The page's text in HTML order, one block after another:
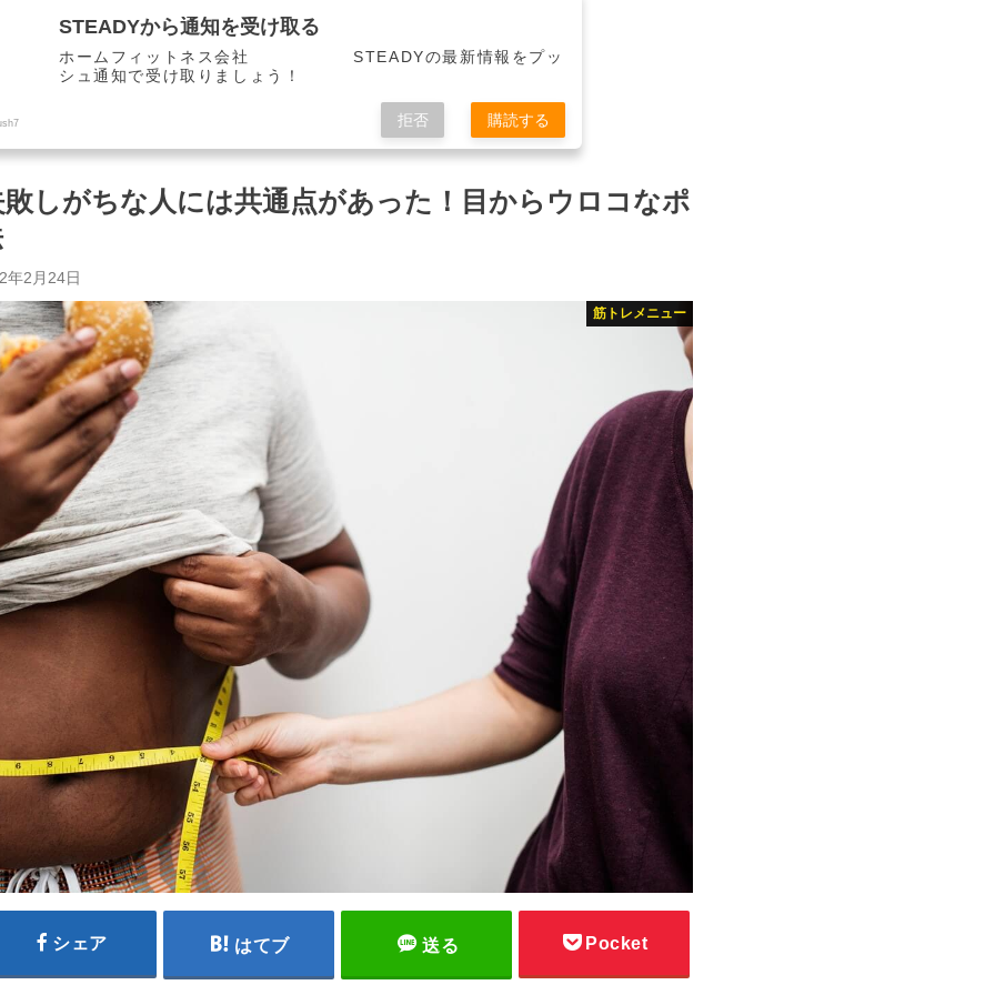
しがちな人には共通点があった！目からウロコなポ
年2月24日
筋トレメニュー
シェア はてブ 送る Pocket
STEADYから通知を受け取る
ホームフィットネス会社 STEADYの最新情報をプッ
シュ通知で受け取りましょう！
拒否 購読する